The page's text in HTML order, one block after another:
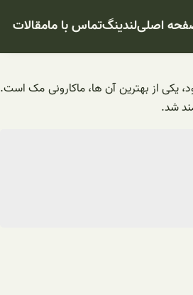
اصلیلندینگتماس با مامقالات
یکی از بهترین آن ها، ماکارونی مک است.
شد.